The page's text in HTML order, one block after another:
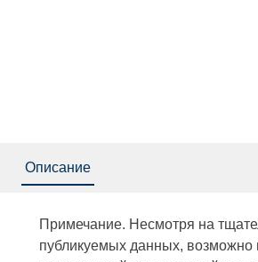
Описание
Примечание. Несмотря на
публикуемых данных, возможно